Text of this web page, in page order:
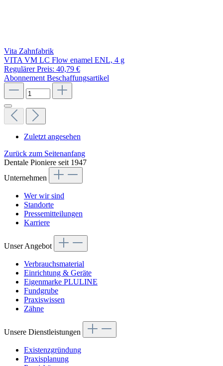
Vita Zahnfabrik
VITA VM LC Flow enamel ENL, 4 g
Regulärer Preis: 40,79 €
Abonnement Beschaffungsartikel
Zuletzt angesehen
Zurück zum Seitenanfang
Dentale Pioniere seit 1947
Unternehmen
Wer wir sind
Standorte
Pressemitteilungen
Karriere
Unser Angebot
Verbrauchsmaterial
Einrichtung & Geräte
Eigenmarke PLULINE
Fundgrube
Praxiswissen
Zähne
Unsere Dienstleistungen
Existenzgründung
Praxisplanung